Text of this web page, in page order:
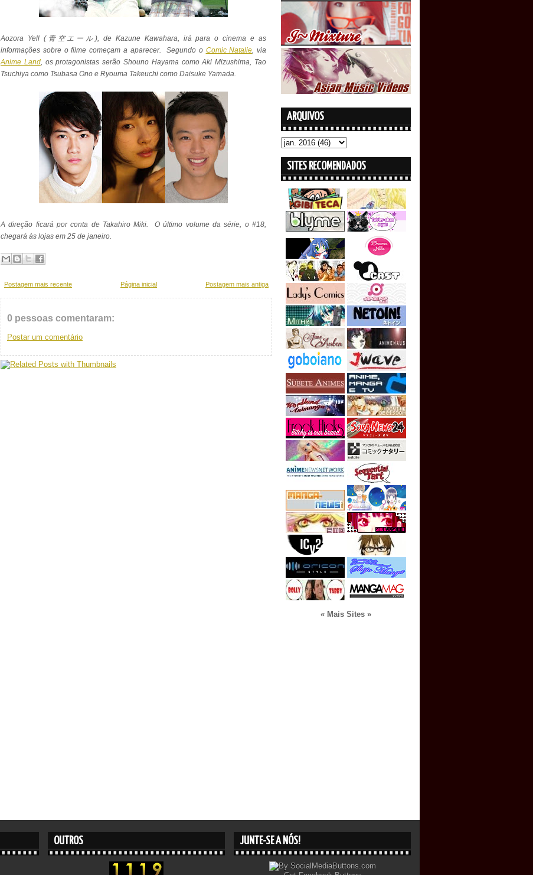
Aozora Yell (青空エール), de Kazune Kawahara, irá para o cinema e as
informações sobre o filme começam a aparecer. Segundo o Comic Natalie, via
Anime Land, os protagonistas serão Shouno Hayama como Aki Mizushima, Tao
Tsuchiya como Tsubasa Ono e Ryouma Takeuchi como Daisuke Yamada.
A direção ficará por conta de Takahiro Miki. O último volume da série, o #18,
chegará às lojas em 25 de janeiro.
Postagem mais recente Postagem mais antiga
Página inicial
0 pessoas comentaram:
Postar um comentário
ARQUIVOS
SITES RECOMENDADOS
« Mais Sites »
OUTROS JUNTE-SE A NÓS!